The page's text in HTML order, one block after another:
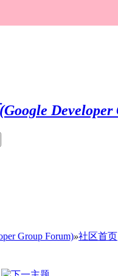
Group Forum)»社区首页